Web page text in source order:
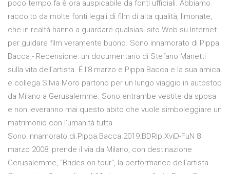
poco tempo fa è ora auspicabile da fonti ufficiali. Abbiamo
raccolto da molte fonti legali di film di alta qualità, limonate,
che in realtà hanno a guardare qualsiasi sito Web su Internet
per guidare film veramente buono. Sono innamorato di Pippa
Bacca - Recensione: un documentario di Stefano Manetti
sulla vita dell’artista. É l’8 marzo e Pippa Bacca e la sua amica
e collega Silvia Moro partono per un lungo viaggio in autostop
da Milano a Gerusalemme. Sono entrambe vestite da sposa
e non leveranno mai questo abito che vuole simboleggiare un
matrimonio con l’umanità tutta.
Sono.innamorato.di.Pippa.Bacca.2019.BDRip.XviD-FuN 8
marzo 2008: prende il via da Milano, con destinazione
Gerusalemme, "Brides on tour", la performance dell'artista